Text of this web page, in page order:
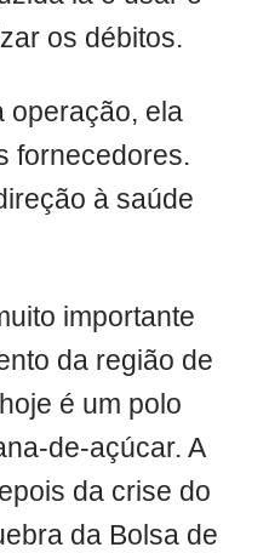
os débitos.
operação, ela
fornecedores.
à saúde
importante
da região de
é um polo
de-açúcar. A
da crise do
da Bolsa de